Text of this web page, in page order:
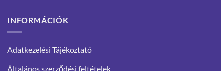
INFORMÁCIÓK
Adatkezelési Tájékoztató
Általános szerződési feltételek